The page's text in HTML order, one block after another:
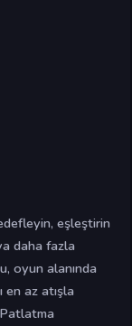
eşleştirin
daha fazla
oyun alanında
en az atışla